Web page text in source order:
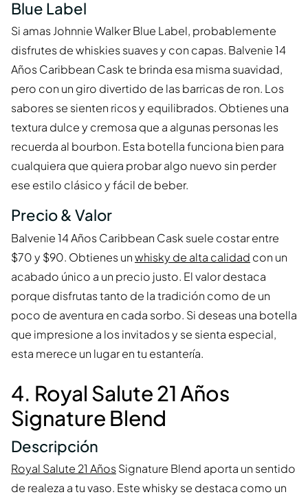
Blue Label
Si amas Johnnie Walker Blue Label, probablemente
disfrutes de whiskies suaves y con capas. Balvenie 14
Años Caribbean Cask te brinda esa misma suavidad,
pero con un giro divertido de las barricas de ron. Los
sabores se sienten ricos y equilibrados. Obtienes una
textura dulce y cremosa que a algunas personas les
recuerda al bourbon. Esta botella funciona bien para
cualquiera que quiera probar algo nuevo sin perder
ese estilo clásico y fácil de beber.
Precio & Valor
Balvenie 14 Años Caribbean Cask suele costar entre
$70 y $90. Obtienes unwhisky de alta calidad con un
acabado único a un precio justo. El valor destaca
porque disfrutas tanto de la tradición como de un
poco de aventura en cada sorbo. Si deseas una botella
que impresione a los invitados y se sienta especial,
esta merece un lugar en tu estantería.
4. Royal Salute 21 Años
Signature Blend
Descripción
Royal Salute 21 AñosSignature Blend aporta un sentido
de realeza a tu vaso. Este whisky se destaca como un